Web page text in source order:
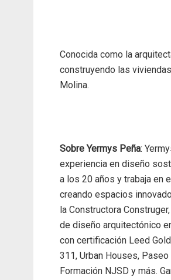
Conocida como la
construyendo las
Molina.
Sobre Yermys Peña:
experiencia en diseño
a los 20 años y trabaja en
creando espacios
la Constructora
de diseño arquitectónico
con certificación Leed
311, Urban Houses,
Formación NJSD y más.